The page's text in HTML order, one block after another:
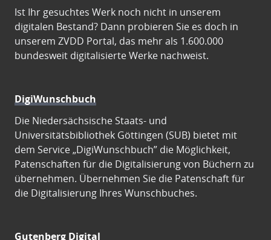
Ist Ihr gesuchtes Werk noch nicht in unserem
digitalen Bestand? Dann probieren Sie es doch in
unserem ZVDD Portal, das mehr als 1.600.000
bundesweit digitalisierte Werke nachweist.
DigiWunschbuch
Die Niedersächsische Staats- und
Universitätsbibliothek Göttingen (SUB) bietet mit
dem Service „DigiWunschbuch” die Möglichkeit,
Patenschaften für die Digitalisierung von Büchern zu
übernehmen. Übernehmen Sie die Patenschaft für
die Digitalisierung Ihres Wunschbuches.
Gutenberg Digital